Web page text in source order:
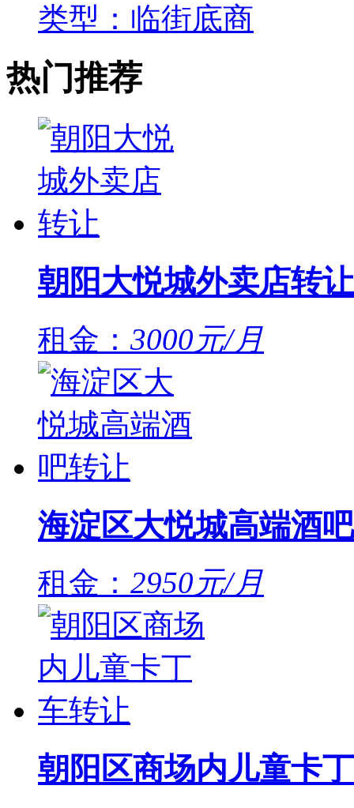
类型：临街底商
热门推荐
朝阳大悦城外卖店转让
租金： 3000元/月
海淀区大悦城高端酒
租金： 2950元/月
朝阳区商场内儿童卡